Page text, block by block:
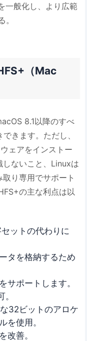
一般化し、より広範
（Mac
8.1以降のすべ
きます。ただし、
ェアをインストー
ないこと、Linuxは
り専用でサポート
の主な利点は以
ットの代わりに
タを格納するため
サポートします。
32ビットのアロケ
を使用。
改善。